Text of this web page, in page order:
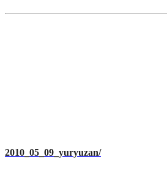
2010_05_09_yuryuzan/